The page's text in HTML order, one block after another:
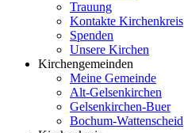
Trauung
Kontakte Kirchenkreis
Spenden
Unsere Kirchen
Kirchengemeinden
Meine Gemeinde
Alt-Gelsenkirchen
Gelsenkirchen-Buer
Bochum-Wattenscheid